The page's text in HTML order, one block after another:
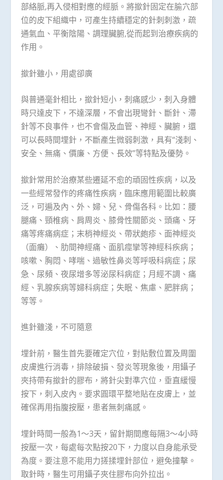
部絡脈,再入侵相對應的經脈。將撳針固定在腧穴部
位的皮下組織中，可產生持續穩定的針刺刺激，疏
通氣血、平衡陰陽、調理臟腑,從而起到治療疾病的
作用。
撳針雖小，用處卻廣
與普通毫針相比，撳針短小，刺痛感少，刺入身體
時只達皮下，不達深層，不會出現彎針、斷針、滯
針等不良事件，也不會傷及血管、神經、臟腑，還
可以長時間埋針，不斷產生微弱刺激，具有“淺刺、
安全、無痛、價廉、方便、長效”等特點及優勢。
撳針常用於治療某些遷延不愈的頑固性疾病，以及
一些經常發作的疼痛性疾病，臨床應用範圍比較廣
泛，可遍及內、外、婦、兒、骨傷各科。比如：腰
腿痛、頸椎病、肩周炎、膝骨性關節炎、頭痛、牙
痛等疼痛病症；末梢神經炎、帶狀皰疹、面神經炎
（面癱）、肋間神經痛、面肌痙攣等神經科疾病；
咳嗽、胸悶、哮喘、過敏性鼻炎等呼吸科病症；尿
急、尿頻、夜尿增多等泌尿科病症；月經不調、痛
經、乳腺疾病等婦科病症；失眠、焦慮、肥胖病；
等等。
進針雖淺，不可隨意
埋針前，醫生首先要確定穴位，對貼敷位置及周圍
皮膚進行消毒，排除破損、發炎等現象後，用鑷子
夾持帶有撳針的膠布，將針尖對準穴位，垂直緩慢
按下，刺入皮內。要求圓環平整地貼在皮膚上，並
確保再用指腹按壓，患者無刺痛感。
埋針時間一般為1～3天，留針期間應每隔3～4小時
按壓一次，每處每次點按20下，力度以自身能承受
為度。要注意不能用力搓揉埋針部位，避免撞擊。
取針時，醫生可用鑷子夾住膠布向外拉出。